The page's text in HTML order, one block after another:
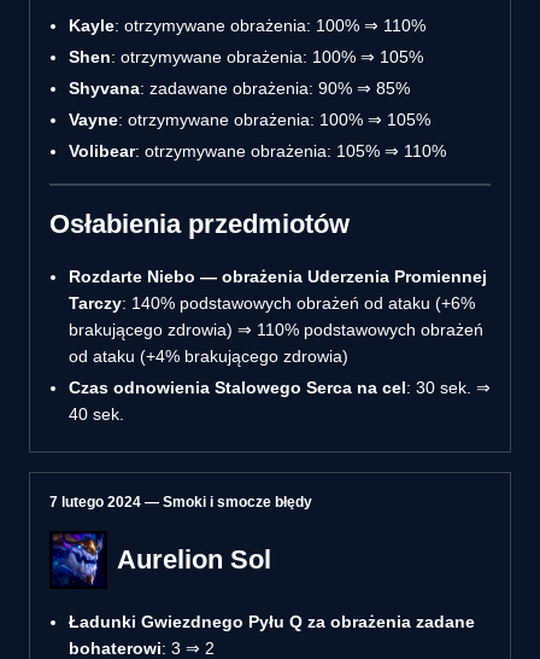
Kayle: otrzymywane obrażenia: 100% ⇒ 110%
Shen: otrzymywane obrażenia: 100% ⇒ 105%
Shyvana: zadawane obrażenia: 90% ⇒ 85%
Vayne: otrzymywane obrażenia: 100% ⇒ 105%
Volibear: otrzymywane obrażenia: 105% ⇒ 110%
Osłabienia przedmiotów
Rozdarte Niebo — obrażenia Uderzenia Promiennej
Tarczy: 140% podstawowych obrażeń od ataku (+6%
brakującego zdrowia) ⇒ 110% podstawowych obrażeń
od ataku (+4% brakującego zdrowia)
Czas odnowienia Stalowego Serca na cel: 30 sek. ⇒
40 sek.
7 lutego 2024 — Smoki i smocze błędy
Aurelion Sol
Ładunki Gwiezdnego Pyłu Q za obrażenia zadane
bohaterowi: 3 ⇒ 2